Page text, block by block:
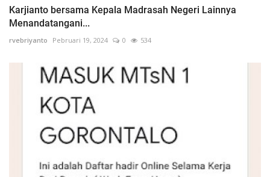
Karjianto bersama Kepala Madrasah Negeri Lainnya
Menandatangani...
rvebriyanto Pebruari 19, 2024 0 534